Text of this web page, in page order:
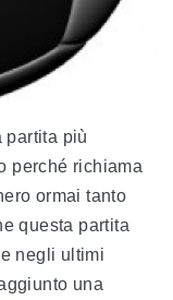
partita più
perché richiama
ormai tanto
questa partita
negli ultimi
una